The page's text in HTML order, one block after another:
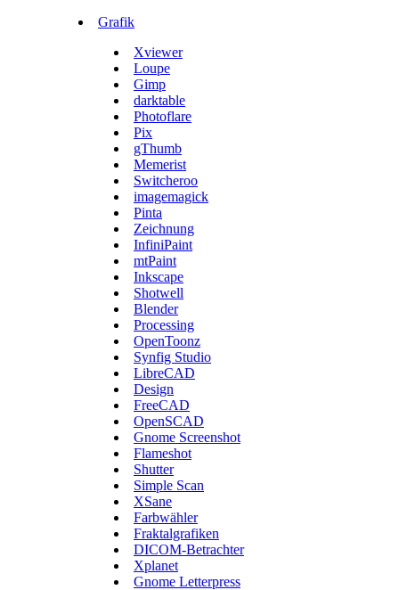
Grafik
Xviewer
Loupe
Gimp
darktable
Photoflare
Pix
gThumb
Memerist
Switcheroo
imagemagick
Pinta
Zeichnung
InfiniPaint
mtPaint
Inkscape
Shotwell
Blender
Processing
OpenToonz
Synfig Studio
LibreCAD
Design
FreeCAD
OpenSCAD
Gnome Screenshot
Flameshot
Shutter
Simple Scan
XSane
Farbwähler
Fraktalgrafiken
DICOM-Betrachter
Xplanet
Gnome Letterpress